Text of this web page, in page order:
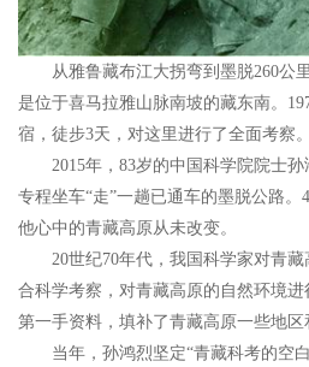
从雅鲁藏布江大拐弯到墨脱260公里
是位于喜马拉雅山脉南坡的藏东南。
宿，徒步3天，对这里进行了全面考察。
2015年，83岁的中国科学院院士孙
专程坐车“走”一趟已通车的墨脱公路
他心中的青藏高原从未改变。
20世纪70年代，我国科学家对青藏
合科学考察，对青藏高原的自然环境
第一手资料，填补了青藏高原一些地区
当年，孙鸿烈坚定“青藏科考的空白